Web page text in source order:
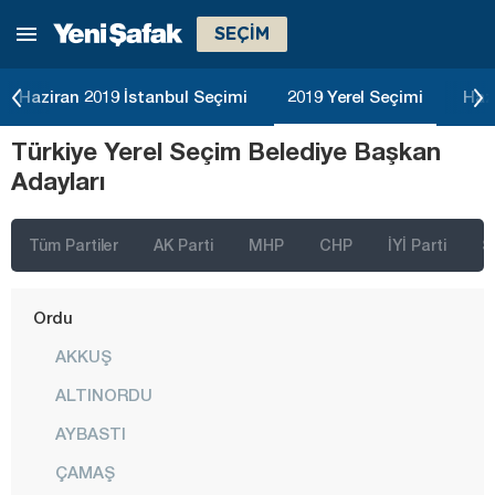
SEÇİM
Haziran 2019 İstanbul Seçimi 2019 Yerel Seçimi
Türkiye Yerel Seçim Belediye Başkan
Adayları
Tüm Partiler AK Parti MHP CHP İYİ Parti
Manisa
Muğla
Muş
Niğde
Ordu
AKKUŞ
ALTINORDU
AYBASTI
ÇAMAŞ